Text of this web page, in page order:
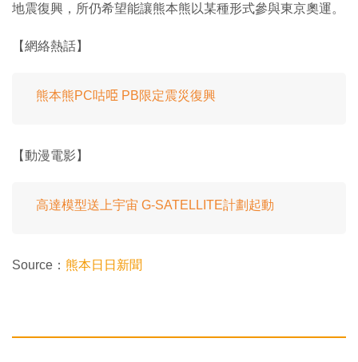
地震復興，所仍希望能讓熊本熊以某種形式參與東京奧運。
【網絡熱話】
熊本熊PC咕𠱸 PB限定震災復興
【動漫電影】
高達模型送上宇宙 G-SATELLITE計劃起動
Source： 熊本日日新聞